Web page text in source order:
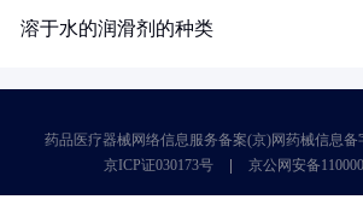
溶于水的润滑剂的种类
药品医疗器械网络信息服务备案(京)网药械信息备
京ICP证030173号
京公网安备